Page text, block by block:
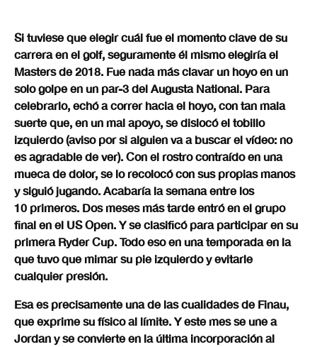
Si tuviese que elegir cuál fue el momento clave de su
carrera en el golf, seguramente él mismo elegiría el
Masters de 2018. Fue nada más clavar un hoyo en un
solo golpe en un par-3 del Augusta National. Para
celebrarlo, echó a correr hacia el hoyo, con tan mala
suerte que, en un mal apoyo, se dislocó el tobillo
izquierdo (aviso por si alguien va a buscar el vídeo: no
es agradable de ver). Con el rostro contraído en una
mueca de dolor, se lo recolocó con sus propias manos
y siguió jugando. Acabaría la semana entre los
10 primeros. Dos meses más tarde entró en el grupo
final en el US Open. Y se clasificó para participar en su
primera Ryder Cup. Todo eso en una temporada en la
que tuvo que mimar su pie izquierdo y evitarle
cualquier presión.
Esa es precisamente una de las cualidades de Finau,
que exprime su físico al límite. Y este mes se une a
Jordan y se convierte en la última incorporación al